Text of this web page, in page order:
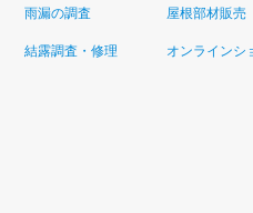
雨漏の調査
結露調査・修理
屋根部材販売
オンラインシ